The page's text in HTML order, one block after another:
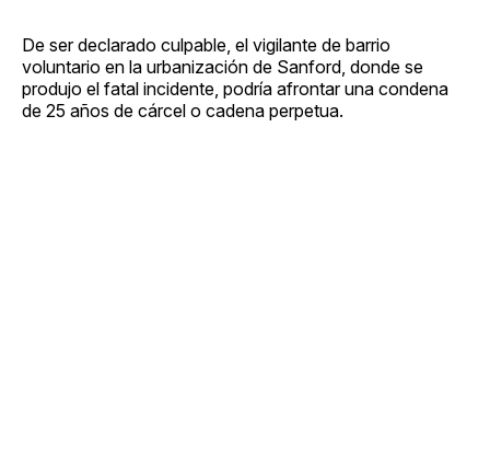
De ser declarado culpable, el vigilante de barrio
voluntario en la urbanización de Sanford, donde se
produjo el fatal incidente, podría afrontar una condena
de 25 años de cárcel o cadena perpetua.